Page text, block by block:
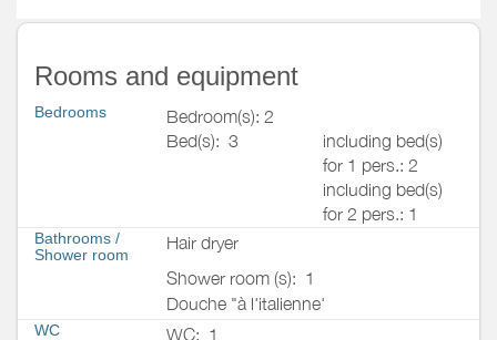
Rooms and equipment
Bedrooms
Bedroom(s): 2
Bed(s): 3
including bed(s)
for 1 pers.: 2
including bed(s)
for 2 pers.: 1
Bathrooms /
Shower room
Hair dryer
Shower room (s): 1
Douche "à l'italienne'
WC WC: 1